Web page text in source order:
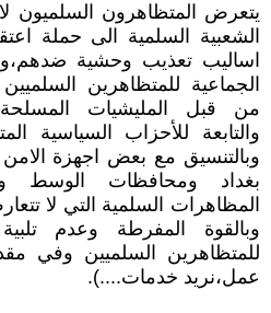
يتعرض المتظاهرون السلميون
الشعبية السلمية الى حملة
اساليب تعذيب وحشية
الجماعية للمتظاهرين
من قبل المليشيات المسلحة
والتابعة للأحزاب السياسية
وبالتنسيق مع بعض اجهزة
بغداد ومحافظات الوسط
المظاهرات السلمية التي لا
وبالقوة المفرطة وعدم
للمتظاهرين السلميين وفي
عمل،نريد خدمات....).